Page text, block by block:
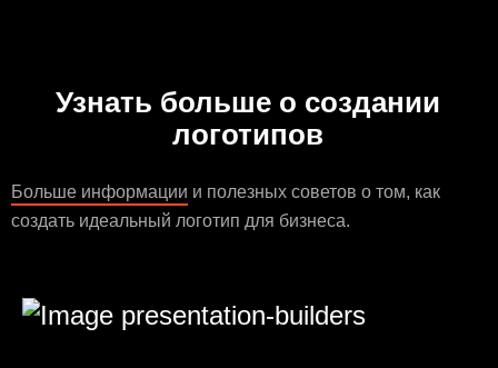
Узнать больше о создании
логотипов
Больше информации и полезных советов о том, как
создать идеальный логотип для бизнеса.